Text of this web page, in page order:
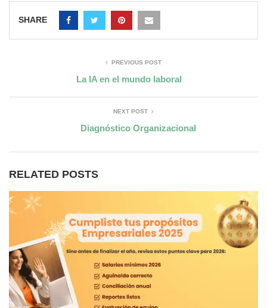
SHARE
PREVIOUS POST
La IA en el mundo laboral
NEXT POST
Diagnóstico Organizacional
RELATED POSTS